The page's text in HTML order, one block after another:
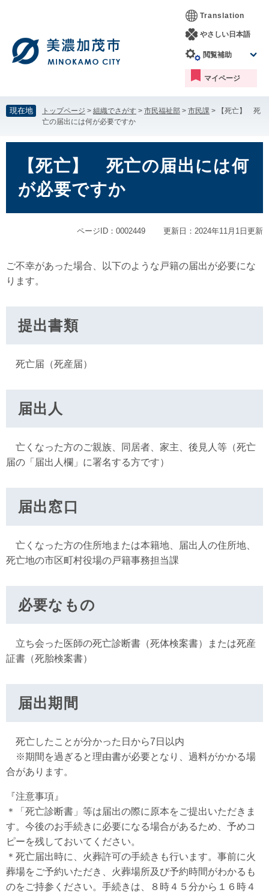
す。
し
て
本
へ
Translation
やさしい日本語
閲覧補助
マイページ
現在地 トップページ > 組織でさがす > 市民福祉部 > 市民課 >
【死亡】 死
亡の届出には何が必要ですか
【死亡】 死亡の届出には何
が必要ですか
ページID：0002449 更新日：2024年11月1日更新
ご不幸があった場合、以下のような戸籍の届出が必要にな
ります。
提出書類
死亡届（死産届）
届出人
亡くなった方のご親族、同居者、家主、後見人等（死亡
届の「届出人欄」に署名する方です）
届出窓口
亡くなった方の住所地または本籍地、届出人の住所地、
死亡地の市区町村役場の戸籍事務担当課
必要なもの
立ち会った医師の死亡診断書（死体検案書）または死産
証書（死胎検案書）
届出期間
死亡したことが分かった日から7日以内
※期間を過ぎると理由書が必要となり、過料がかかる場
合があります。
『注意事項』
＊「死亡診断書」等は届出の際に原本をご提出いただきま
す。今後のお手続きに必要になる場合があるため、予めコ
ピーを残しておいてください。
＊死亡届出時に、火葬許可の手続きも行います。事前に火
葬場をご予約いただき、火葬場所及び予約時間がわかるも
のをご持参ください。手続きは、８時４５分から１６時４